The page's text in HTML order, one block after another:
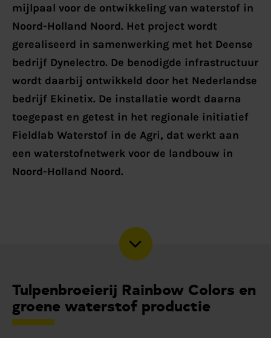
mijlpaal voor de ontwikkeling van waterstof in
Noord-Holland Noord. Het project wordt
gerealiseerd in samenwerking met het Deense
bedrijf Dynelectro. De benodigde infrastructuur
wordt daarbij ontwikkeld door het Nederlandse
bedrijf Ekinetix. De installatie wordt daarna
toegepast en getest in het regionale initiatief
Fieldlab Waterstof in de Agri, dat werkt aan
een waterstofnetwerk voor de landbouw in
Noord-Holland Noord.
Tulpenbroeierij Rainbow Colors en
groene waterstof productie